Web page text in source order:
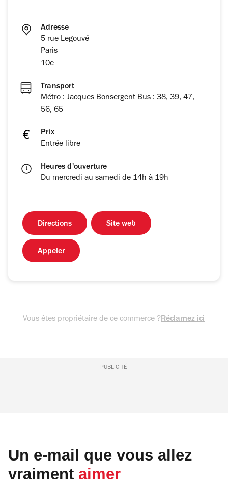
Adresse
5 rue Legouvé
Paris
10e
Transport
Métro : Jacques Bonsergent Bus : 38, 39, 47,
56, 65
Prix
Entrée libre
Heures d'ouverture
Du mercredi au samedi de 14h à 19h
Directions Site web
Appeler
Vous êtes propriétaire de ce commerce ?Réclamez ici
PUBLICITÉ
Un e-mail que vous allez
vraiment aimer